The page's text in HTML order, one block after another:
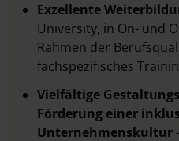
Exzellente
University, in On- und
Rahmen der
fachspezifisches
Vielfältige
Förderung einer
Unternehmenskultur